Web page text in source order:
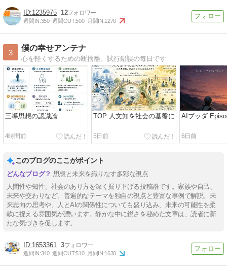
1235975 12
週間IN:350 週間OUT:500 月間IN:1270
3
僕の幸せアンテナ
心を軽くするための断捨離、試行錯誤の毎日です
三導思想の認識論
4時間前
TOP:人文知を社会の基盤に
5日前
AIブッダ
6日前
このブログのここがポイント
思想と未来を織りなす多彩な視点
人間性や知性、社会のあり方を深く掘り下げる投稿群です。家族や自己、
未来や交わりなど、普遍的なテーマを独自の視点と豊富な事例で解説。未
来志向の思考や、人とAIの関係性についても盛り込み、未来の可能性を柔
軟に捉える雰囲気が漂います。静かな中に鋭さを秘めた文章は、読者に新
たな気づきを促します。
1653361 3
週間IN:340 週間OUT:510 月間IN:1630